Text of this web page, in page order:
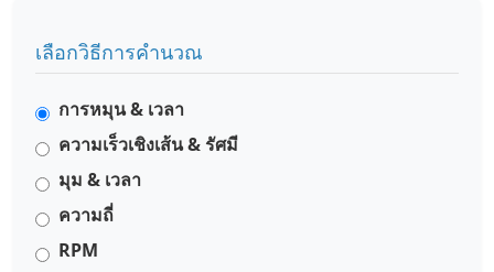
เลือกวิธีการคำนวณ
การหมุน & เวลา
ความเร็วเชิงเส้น & รัศมี
มุม & เวลา
ความถี่
RPM